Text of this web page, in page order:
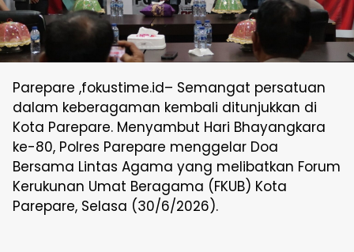
Parepare ,fokustime.id– Semangat persatuan
dalam keberagaman kembali ditunjukkan di
Kota Parepare. Menyambut Hari Bhayangkara
ke-80, Polres Parepare menggelar Doa
Bersama Lintas Agama yang melibatkan Forum
Kerukunan Umat Beragama (FKUB) Kota
Parepare, Selasa (30/6/2026).